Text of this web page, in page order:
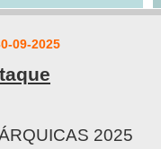
09-2025
2025